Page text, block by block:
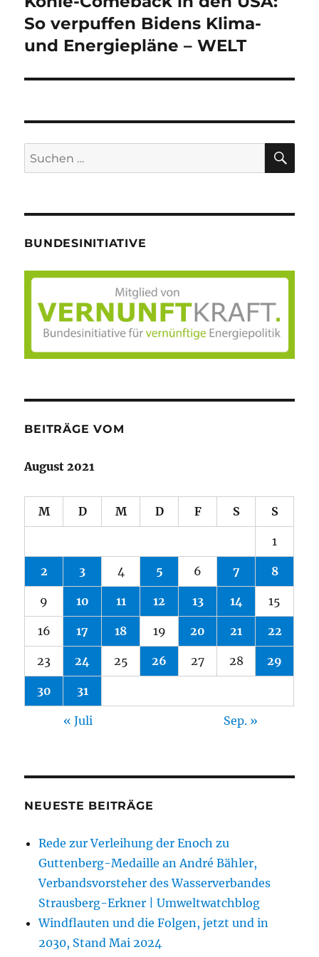
Beitrag:
So verpuffen Bidens Klima-
und Energiepläne – WELT
Suche
nach:
BUNDESINITIATIVE
BEITRÄGE VOM
August 2021
M D M D F S S
1
2 3 4 5 6 7 8
9 10 11 12 13 14 15
16 17 18 19 20 21 22
23 24 25 26 27 28 29
30 31
« Juli Sep. »
NEUESTE BEITRÄGE
Rede zur Verleihung der Enoch zu
Guttenberg-Medaille an André Bähler,
Verbandsvorsteher des Wasserverbandes
Strausberg-Erkner | Umweltwatchblog
Windflauten und die Folgen, jetzt und in
2030, Stand Mai 2024